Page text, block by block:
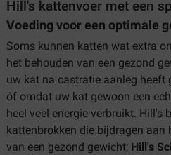
Hill's kattenvoer met een
Voeding voor een optimale
Soms kunnen katten wat extra
het behouden van een gezond
uw kat na castratie aanleg heeft
óf omdat uw kat gewoon een
heel veel energie verbruikt. Hill's
kattenbrokken die bijdragen aan
van een gezond gewicht; Hill's